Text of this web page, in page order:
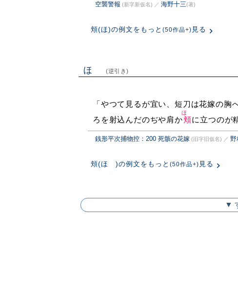
空襲警報 (新字新仮名) ／ 海野十三(著)
頬(ほ)の例文をもっと (50作品+) 見る
ほゝ (逆引き)
「やつて見るが宜い、短刀は花嫁の胸
ろを射込んだのぢや肩か頬
ほゝ
に立つのが
銭形平次捕物控：200 死骸の花嫁 (旧字旧仮名) ／ 野
頬(ほゝ)の例文をもっと (50作品+) 見る
▼